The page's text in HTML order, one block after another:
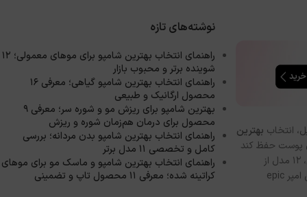
انتخاب بهترین
پوست حفظ کند
و بدون ایجاد چسبندگی، احساس راحتی به پوست شما بدهد. اگر شما هم این نگرانی‌ها را دارید، اگر به‌دنبال چنین محصولی هستید، در این مقاله از وبلاگ صورتی، ۱۲ مدل از
محبوب‌ترین بادی اسپلش‌های مردانه، مثل بادی اسپلش هیباس Creedy black، بادی اسپلش هیباس Save age، اسپری خوشبوکننده بادی کر ساواج، بادی اسپلش امپر epic
نوشته‌های تازه
راهنمای انتخاب بهترین شامپو برای موهای معمولی؛ ۱۲
شوینده برتر و محبوب بازار
راهنمای انتخاب بهترین شامپو گیاهی؛ معرفی ۱۶
محصول ارگانیک و طبیعی
بهترین شامپو برای ریزش مو و شوره سر؛ معرفی ۹
محصول برای درمان هم‌زمان شوره و ریزش
راهنمای انتخاب بهترین شامپو بدن مردانه؛ بررسی
کامل و تخصصی ۱۱ مدل برتر
راهنمای انتخاب بهترین شامپو و ماسک مو برای موهای
کراتینه شده؛ معرفی ۱۱ محصول تاپ و تضمینی